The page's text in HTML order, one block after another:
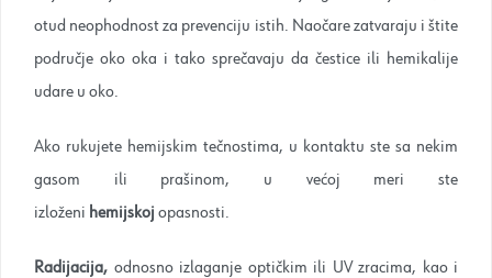
otud neophodnost za prevenciju istih. Naočare zatvaraju i štite
područje oko oka i tako sprečavaju da čestice ili hemikalije
udare u oko.
Ako rukujete hemijskim tečnostima, u kontaktu ste sa nekim
gasom ili prašinom, u većoj meri ste
izloženi hemijskoj opasnosti.
Radijacija, odnosno izlaganje optičkim ili UV zracima, kao i